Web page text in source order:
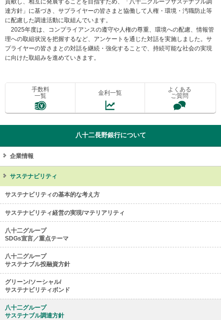
貢献し、相互に発展することを目指すため、「八十二グループサステナブル調
達方針」に基づき、サプライヤーの皆さまと協働して人権・環境・汚職防止等
に配慮した調達活動に取組んでいます。
2025年度は、コンプライアンスの遵守や人権の尊重、環境への配慮、情報管
理への取組状況を把握するなど、アンケートを通じた対話を実施しました。サ
プライヤーの皆さまとの対話を継続・強化することで、持続可能な社会の実現
に向けた取組みを進めていきます。
手数料
一覧
金利一覧
よくある
ご質問
八十二長野銀行について
企業情報
サステナビリティ
サステナビリティの基本的な考え方
サステナビリティ経営の実現/マテリアリティ
八十二グループ
SDGs宣言／重点テーマ
八十二グループ
サステナブル投融資方針
グリーン/ソーシャル/
サステナビリティボンド
八十二グループ
サステナブル調達方針